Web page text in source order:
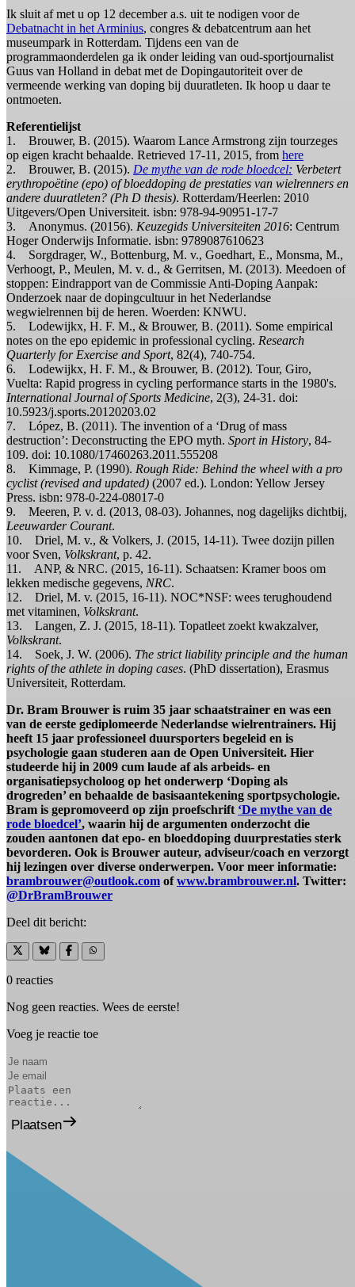
Ik sluit af met u op 12 december a.s. uit te nodigen voor de
Debatnacht in het Arminius, congres & debatcentrum aan het
museumpark in Rotterdam. Tijdens een van de
programmaonderdelen ga ik onder leiding van oud-sportjournalist
Guus van Holland in debat met de Dopingautoriteit over de
vermeende werking van doping bij duuratleten. Ik hoop u daar te
ontmoeten.
Referentielijst
1. Brouwer, B. (2015). Waarom Lance Armstrong zijn tourzeges
op eigen kracht behaalde. Retrieved 17-11, 2015, from here
2. Brouwer, B. (2015). De mythe van de rode bloedcel: Verbetert
erythropoëtine (epo) of bloeddoping de prestaties van wielrenners en
andere duuratleten? (Ph D thesis). Rotterdam/Heerlen: 2010
Uitgevers/Open Universiteit. isbn: 978-94-90951-17-7
3. Anonymus. (20156). Keuzegids Universiteiten 2016: Centrum
Hoger Onderwijs Informatie. isbn: 9789087610623
4. Sorgdrager, W., Bottenburg, M. v., Goedhart, E., Monsma, M.,
Verhoogt, P., Meulen, M. v. d., & Gerritsen, M. (2013). Meedoen of
stoppen: Eindrapport van de Commissie Anti-Doping Aanpak:
Onderzoek naar de dopingcultuur in het Nederlandse
wegwielrennen bij de heren. Woerden: KNWU.
5. Lodewijkx, H. F. M., & Brouwer, B. (2011). Some empirical
notes on the epo epidemic in professional cycling. Research
Quarterly for Exercise and Sport, 82(4), 740-754.
6. Lodewijkx, H. F. M., & Brouwer, B. (2012). Tour, Giro,
Vuelta: Rapid progress in cycling performance starts in the 1980's.
International Journal of Sports Medicine, 2(3), 24-31. doi:
10.5923/j.sports.20120203.02
7. López, B. (2011). The invention of a ‘Drug of mass
destruction’: Deconstructing the EPO myth. Sport in History, 84-
109. doi: 10.1080/17460263.2011.555208
8. Kimmage, P. (1990). Rough Ride: Behind the wheel with a pro
cyclist (revised and updated) (2007 ed.). London: Yellow Jersey
Press. isbn: 978-0-224-08017-0
9. Meeren, P. v. d. (2013, 08-03). Johannes, nog dagelijks dichtbij,
Leeuwarder Courant.
10. Driel, M. v., & Volkers, J. (2015, 14-11). Twee dozijn pillen
voor Sven, Volkskrant, p. 42.
11. ANP, & NRC. (2015, 16-11). Schaatsen: Kramer boos om
lekken medische gegevens, NRC.
12. Driel, M. v. (2015, 16-11). NOC*NSF: wees terughoudend
met vitaminen, Volkskrant.
13. Langen, Z. J. (2015, 18-11). Topatleet zoekt kwakzalver,
Volkskrant.
14. Soek, J. W. (2006). The strict liability principle and the human
rights of the athlete in doping cases. (PhD dissertation), Erasmus
Universiteit, Rotterdam.
Dr. Bram Brouwer is ruim 35 jaar schaatstrainer en was een
van de eerste gediplomeerde Nederlandse wielrentrainers. Hij
heeft 15 jaar professioneel duursporters begeleid en is
psychologie gaan studeren aan de Open Universiteit. Hier
studeerde hij in 2009 cum laude af als arbeids- en
organisatiepsycholoog op het onderwerp ‘Doping als
drogreden’ en behaalde de basisaantekening sportpsychologie.
Bram is gepromoveerd op zijn proefschrift ‘De mythe van de
rode bloedcel’, waarin hij de argumenten onderzocht die
zouden aantonen dat epo- en bloeddoping duurprestaties sterk
bevorderen. Ook is Brouwer auteur, adviseur/coach en verzorgt
hij lezingen over diverse onderwerpen. Voor meer informatie:
brambrouwer@outlook.com ofwww.brambrouwer.nl. Twitter:
@DrBramBrouwer
Deel dit bericht:
0 reacties
Nog geen reacties. Wees de eerste!
Voeg je reactie toe
Plaatsen